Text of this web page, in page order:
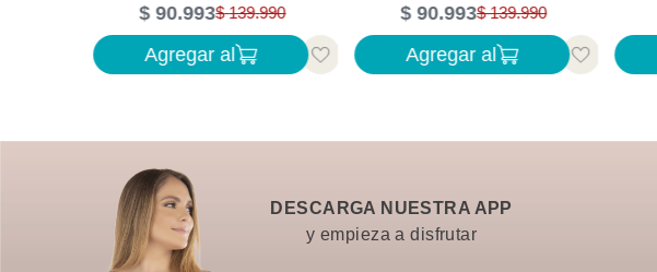
$ 139.990
$ 90.993
Agregar al
$ 139.990
$ 90.993
Agregar al
DESCARGA NUESTRA APP
y empieza a disfrutar